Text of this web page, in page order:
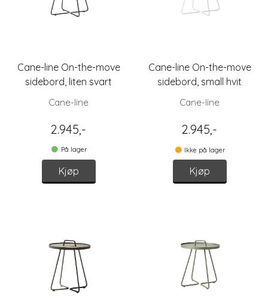
Cane-line On-the-move
sidebord, liten svart
Cane-line
2.945,-
På lager
Kjøp
Cane-line On-the-move
sidebord, small hvit
Cane-line
2.945,-
Ikke på lager
Kjøp